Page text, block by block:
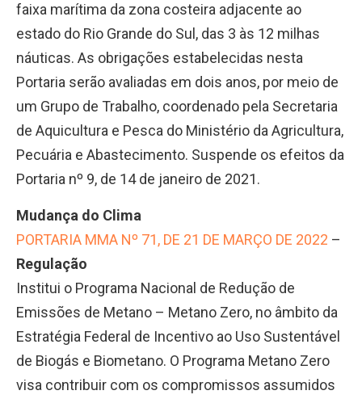
faixa marítima da zona costeira adjacente ao
estado do Rio Grande do Sul, das 3 às 12 milhas
náuticas. As obrigações estabelecidas nesta
Portaria serão avaliadas em dois anos, por meio de
um Grupo de Trabalho, coordenado pela Secretaria
de Aquicultura e Pesca do Ministério da Agricultura,
Pecuária e Abastecimento. Suspende os efeitos da
Portaria nº 9, de 14 de janeiro de 2021.
Mudança do Clima
PORTARIA MMA Nº 71, DE 21 DE MARÇO DE 2022 –
Regulação
Institui o Programa Nacional de Redução de
Emissões de Metano – Metano Zero, no âmbito da
Estratégia Federal de Incentivo ao Uso Sustentável
de Biogás e Biometano. O Programa Metano Zero
visa contribuir com os compromissos assumidos